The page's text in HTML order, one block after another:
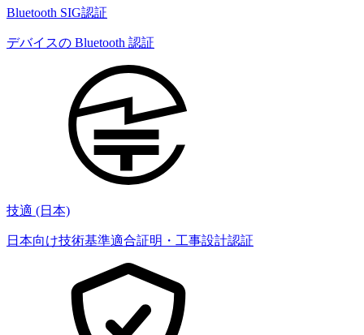
Bluetooth SIG認証
デバイスの Bluetooth 認証
技適 (日本)
日本向け技術基準適合証明・工事設計認証